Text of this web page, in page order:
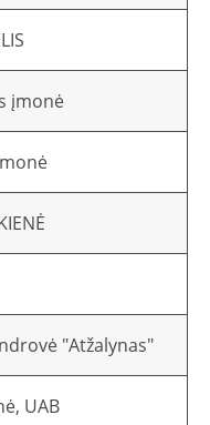
įmonė
"Atžalynas"
UAB